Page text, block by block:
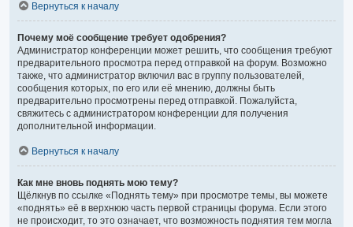
Вернуться к началу
Почему моё сообщение требует одобрения?
Администратор конференции может решить, что сообщения требуют
предварительного просмотра перед отправкой на форум. Возможно
также, что администратор включил вас в группу пользователей,
сообщения которых, по его или её мнению, должны быть
предварительно просмотрены перед отправкой. Пожалуйста,
свяжитесь с администратором конференции для получения
дополнительной информации.
Вернуться к началу
Как мне вновь поднять мою тему?
Щёлкнув по ссылке «Поднять тему» при просмотре темы, вы можете
«поднять» её в верхнюю часть первой страницы форума. Если этого
не происходит, то это означает, что возможность поднятия тем могла